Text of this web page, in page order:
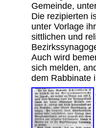
Gemeinde,
Die rezipierten
unter Vorlage
sittlichen und
Auch wird
sich melden,
dem Rabbinate